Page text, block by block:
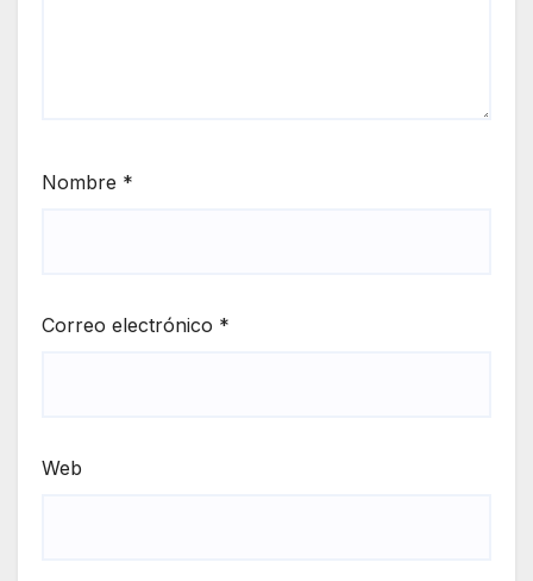
Nombre *
Correo electrónico *
Web